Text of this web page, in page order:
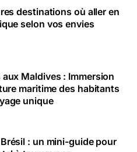
destinations où aller en
selon vos envies
Maldives : Immersion
maritime des habitants
unique
: un mini-guide pour